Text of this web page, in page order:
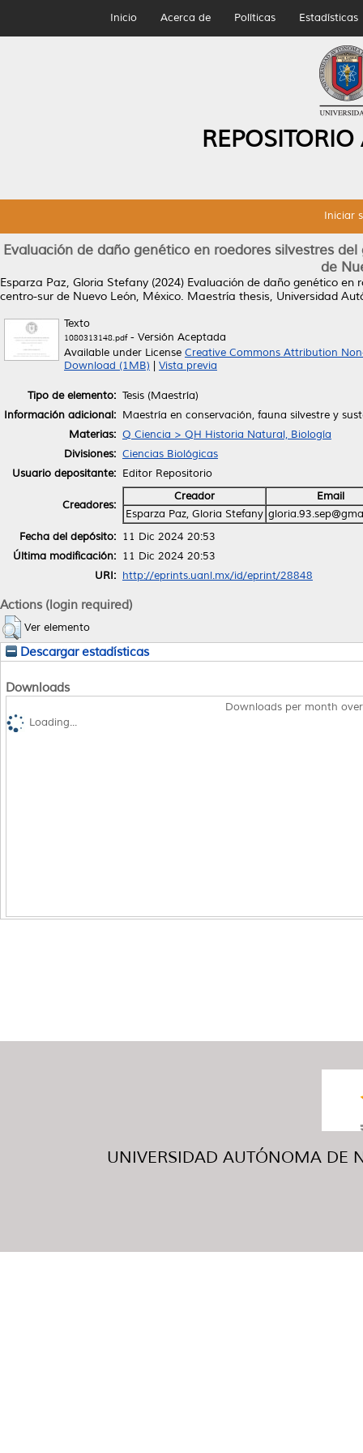
Inicio Acerca de Políticas Estadísticas
Iniciar
Evaluación de daño genético en roedores silvestres
de
Esparza Paz, Gloria Stefany (2024) Evaluación de daño genético en
centro-sur de Nuevo León, México. Maestría thesis, Universidad
Texto
1080313148.pdf- Versión Aceptada
Available under License Creative Commons Attribution
Download (1MB)
Vista previa
Tipo de elemento: Tesis (Maestría)
Información adicional: Maestría en conservación, fauna silvestre y
Materias: Q Ciencia > QH Historia Natural, Biología
Divisiones: Ciencias Biológicas
Usuario depositante: Editor Repositorio
Creadores:
Creador
Email
Esparza Paz, Gloria Stefany
Fecha del depósito: 11 Dic 2024 20:53
Última modificación: 11 Dic 2024 20:53
URI: http://eprints.uanl.mx/id/eprint/28848
Actions (login required)
Ver elemento
Descargar estadísticas
Downloads
Downloads per month
Loading...
UNIVERSIDAD AUTÓNOMA DE